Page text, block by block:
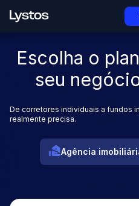
Escolha o
seu
De corretores individuais a fundos
realmente precisa.
Agência